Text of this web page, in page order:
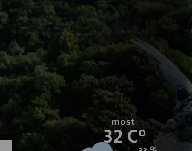
most
32 C°